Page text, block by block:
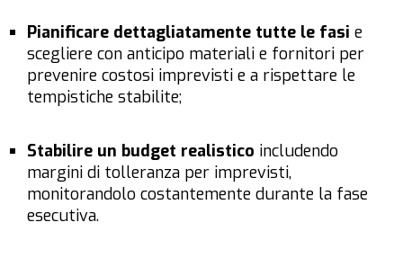
Pianificare dettagliatamente tutte le fasi e
scegliere con anticipo materiali e fornitori per
prevenire costosi imprevisti e a rispettare le
tempistiche stabilite;
Stabilire un budget realistico includendo
margini di tolleranza per imprevisti,
monitorandolo costantemente durante la fase
esecutiva.